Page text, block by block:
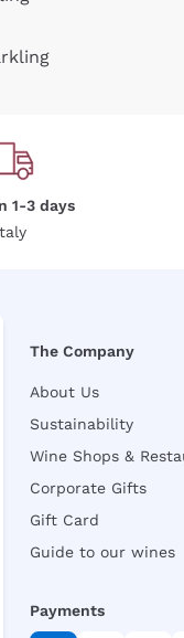
1-3 days
The Company
About Us
Sustainability
Wine Shops &
Corporate Gifts
Gift Card
Guide to our wines
Payments